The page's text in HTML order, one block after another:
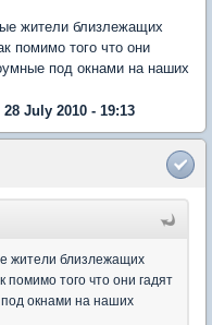
жители близлежащих
помимо того что они
под окнами на наших
July 2010 - 19:13
жители близлежащих
помимо того что они гадят
окнами на наших